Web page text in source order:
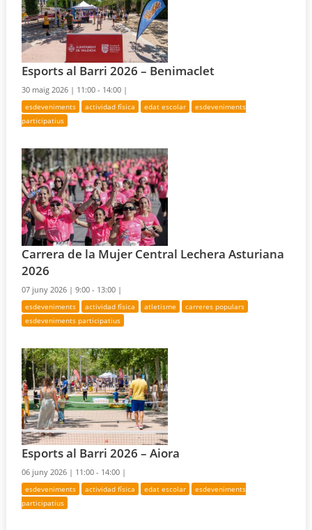
Esports al Barri 2026 – Benimaclet
30 maig 2026 | 11:00 - 14:00 |
esdeveniments actividad física edat escolar
esdeveniments
participatius
Carrera de la Mujer Central Lechera Asturiana
2026
07 juny 2026 |9:00 - 13:00 |
esdeveniments actividad física atletisme
carreres populars
esdeveniments participatius
Esports al Barri 2026 – Aiora
06 juny 2026 | 11:00 - 14:00 |
esdeveniments actividad física edat escolar
esdeveniments
participatius